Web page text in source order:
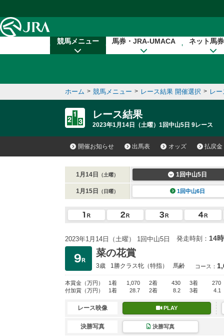
競馬メニュー 馬券・JRA-UMACA ネット馬
ホーム > 競馬メニュー > レース結果 開催選択 > レ
レース結果
2023年1月14日（土曜）1回中山5日 9レース
開催お知らせ 出馬表 オッズ 払戻金
1月14日 （土曜） 1回中山5日
1月15日 （日曜） 1回中山6日
2023年1月14日（土曜） 1回中山5日 発走時刻： 14
菜の花賞
3歳 1勝クラス牝（特指） 馬齢 コース：
本賞金 （万円） 1着 1,070 2着 430 3着
270
付加賞 （万円） 1着 28.7 2着 8.2 3着 4.1
レース映像 PLAY
決勝写真 決勝写真